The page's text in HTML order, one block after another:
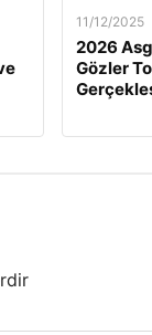
11/12/2025
2026
Gözler